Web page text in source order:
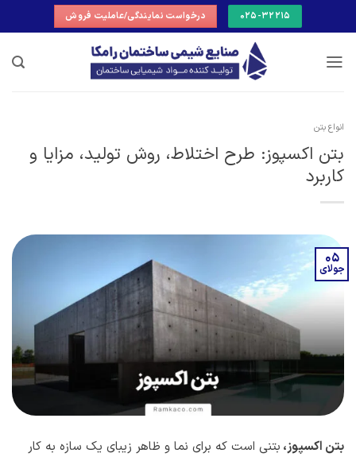
to
025-32215 درخواست نمایندگی/عاملیت فروش
انواع بتن
بتن اکسپوز: طرح اختلاط، روش تولید، مزایا و
کاربرد
05
جولای
بتن اکسپوز، بتنی است که برای نما و ظاهر زیبای یک سازه به کار